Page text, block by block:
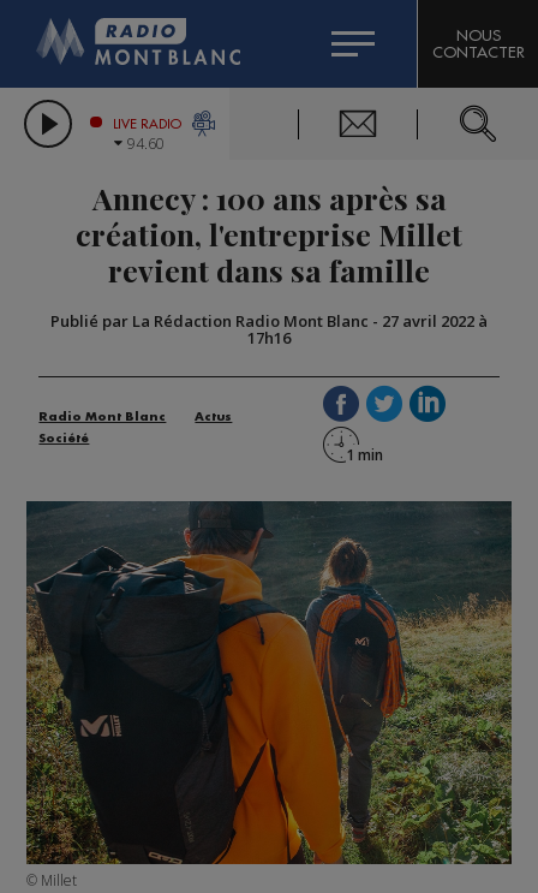
LES CHRONIQUES DE L'EXPERT
CITIZEN MACHINERY
GRAND MASSIF DOMAINES SKIABLES
BIGARD
COMPAGNIE DU MONT-BLANC
NOUS
CONTACTER
LIVE RADIO
94.60
Annecy : 100 ans après sa
création, l'entreprise Millet
revient dans sa famille
Publié par La Rédaction Radio Mont Blanc - 27 avril 2022 à
17h16
Radio Mont Blanc
Actus
Société
© Millet